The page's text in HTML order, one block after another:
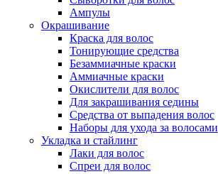
Ампулы
Окрашивание
Краска для волос
Тонирующие средства
Безаммиачные краски
Аммиачные краски
Окислители для волос
Для закрашивания седины
Средства от выпадения волос
Наборы для ухода за волосами
Укладка и стайлинг
Лаки для волос
Спреи для волос